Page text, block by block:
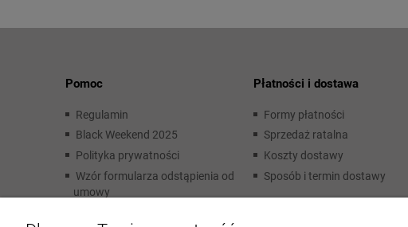
Pomoc
Regulamin
Black Weekend 2025
Polityka prywatności
Wzór formularza odstąpienia od
umowy
Płatności i dostawa
Formy płatności
Sprzedaż ratalna
Koszty dostawy
Sposób i termin dostawy